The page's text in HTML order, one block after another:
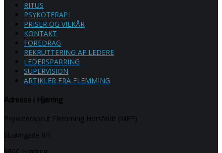
RITUS
PSYKOTERAPI
PRISER OG VILKÅR
KONTAKT
FOREDRAG​
REKRUTTERING AF LEDERE
LEDERSPARRING
SUPERVISION
ARTIKLER FRA FLEMMING
Adresse i Hjørring
Psykoterapeut Flemming Horsfeldt (MPF)
Strømgade 8H